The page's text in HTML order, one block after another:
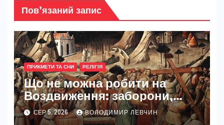
Пов’язаний запис
ПРИКМЕТИ ТА СНИ РЕЛІГІЯ
Що не можна робити на
Воздвиження: заборони,
традиції та глибокий сенс
свята
СЕР 5, 2026 ВОЛОДИМИР ЛЕВЧИН